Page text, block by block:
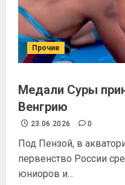
Прочие
Медали Суры
Венгрию
23.06.2026 0
Под Пензой, в
первенство России
юниоров и...